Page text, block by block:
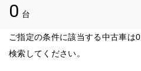
0 台
ご指定の条件に該当する中古車は
検索してください。